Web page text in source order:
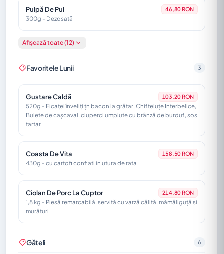
Pulpă De Pui 46,80 RON
300g - Dezosată
Cârnați Din Topor
Cârnați De Bere 39,60 RON
200g - Din carne de Porc
Pulpă De Curcan
300g - Dezosată, si marinată
Piept De Pui
200g
Friptura Berarului 94,20 RON
450g; 360g - Carne de Porc, Cartofi cu Rozmarin, Salată de
Varză Albă
Afișează toate (12)
Favoritele Lunii 3
Gustare Caldă 103,20 RON
520g - Ficaței înveliți țn bacon la grătar, Chifteluțe Interbelice,
Bulete de cașcaval, ciuperci umplute cu brânză de burduf, sos
tartar
Coasta De Vita 158,50 RON
430g - cu cartofi confiati in utura de rata
Ciolan De Porc La Cuptor 214,80 RON
1,8 kg - Piesă remarcabilă, servită cu varză călită, mămăliguță și
murături
Găteli 6